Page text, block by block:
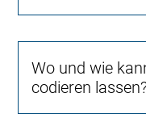
Wo und wie
codieren